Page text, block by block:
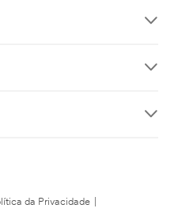
da Privacidade